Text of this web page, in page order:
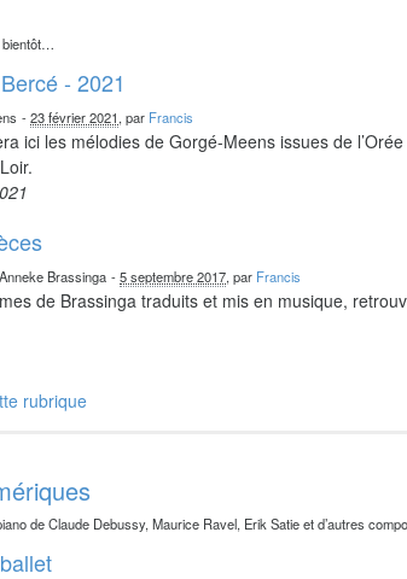
bientôt…
- 2021
-23 février 2021, par Francis
ici les mélodies de Gorgé-Meens issues de
Brassinga -5 septembre 2017, par Francis
de Brassinga traduits et mis en musique,
rubrique
de Claude Debussy, Maurice Ravel, Erik Satie et d’autres